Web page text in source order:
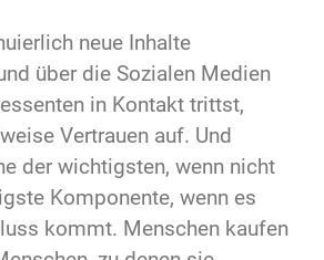
neue Inhalte
über die Sozialen Medien
in Kontakt trittst,
Vertrauen auf. Und
der wichtigsten, wenn nicht
Komponente, wenn es
kommt. Menschen kaufen